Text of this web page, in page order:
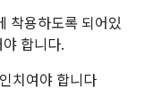
착용하도록 되어있
합니다.
치여야 합니다